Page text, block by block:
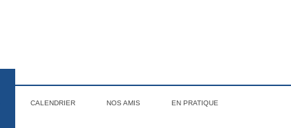
CALENDRIER NOS AMIS EN PRATIQUE